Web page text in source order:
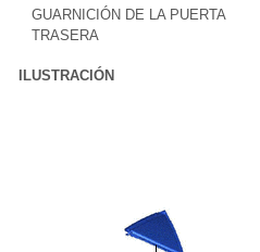
GUARNICIÓN DE LA PUERTA
TRASERA
ILUSTRACIÓN